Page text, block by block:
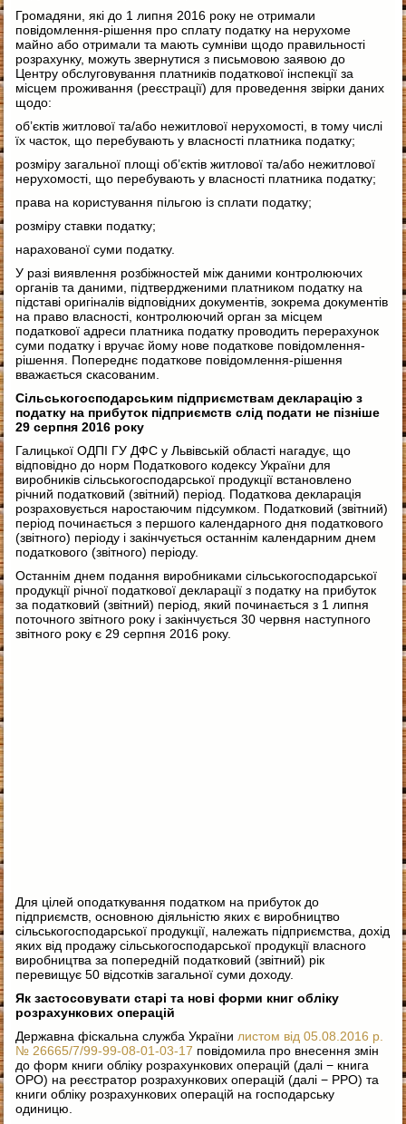
Громадяни, які до 1 липня 2016 року не отримали
повідомлення-рішення про сплату податку на нерухоме
майно або отримали та мають сумніви щодо правильності
розрахунку, можуть звернутися з письмовою заявою до
Центру обслуговування платників податкової інспекції за
місцем проживання (реєстрації) для проведення звірки даних
щодо:
об’єктів житлової та/або нежитлової нерухомості, в тому числі
їх часток, що перебувають у власності платника податку;
розміру загальної площі об’єктів житлової та/або нежитлової
нерухомості, що перебувають у власності платника податку;
права на користування пільгою із сплати податку;
розміру ставки податку;
нарахованої суми податку.
У разі виявлення розбіжностей між даними контролюючих
органів та даними, підтвердженими платником податку на
підставі оригіналів відповідних документів, зокрема документів
на право власності, контролюючий орган за місцем
податкової адреси платника податку проводить перерахунок
суми податку і вручає йому нове податкове повідомлення-
рішення. Попереднє податкове повідомлення-рішення
вважається скасованим.
Сільськогосподарським підприємствам декларацію з
податку на прибуток підприємств слід подати не пізніше
29 серпня 2016 року
Галицької ОДПІ ГУ ДФС у Львівській області нагадує, що
відповідно до норм Податкового кодексу України для
виробників сільськогосподарської продукції встановлено
річний податковий (звітний) період. Податкова декларація
розраховується наростаючим підсумком. Податковий (звітний)
період починається з першого календарного дня податкового
(звітного) періоду і закінчується останнім календарним днем
податкового (звітного) періоду.
Останнім днем подання виробниками сільськогосподарської
продукції річної податкової декларації з податку на прибуток
за податковий (звітний) період, який починається з 1 липня
поточного звітного року і закінчується 30 червня наступного
звітного року є 29 серпня 2016 року.
Для цілей оподаткування податком на прибуток до
підприємств, основною діяльністю яких є виробництво
сільськогосподарської продукції, належать підприємства, дохід
яких від продажу сільськогосподарської продукції власного
виробництва за попередній податковий (звітний) рік
перевищує 50 відсотків загальної суми доходу.
Як застосовувати старі та нові форми книг обліку
розрахункових операцій
Державна фіскальна служба України листом від 05.08.2016 р.
№ 26665/7/99-99-08-01-03-17 повідомила про внесення змін
до форм книги обліку розрахункових операцій (далі − книга
ОРО) на реєстратор розрахункових операцій (далі − РРО) та
книги обліку розрахункових операцій на господарську
одиницю.